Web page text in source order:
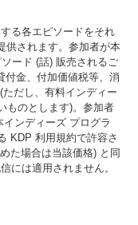
る各エピソードをそれ
供されます。参加者が本
ード (話) 販売されるご
付金、付加価値税等、消
だし、有料インディー
ものとします)。参加者
ンディーズ プログラ
KDP 利用規約で許容さ
た場合は当該価格) と同
には適用されません。